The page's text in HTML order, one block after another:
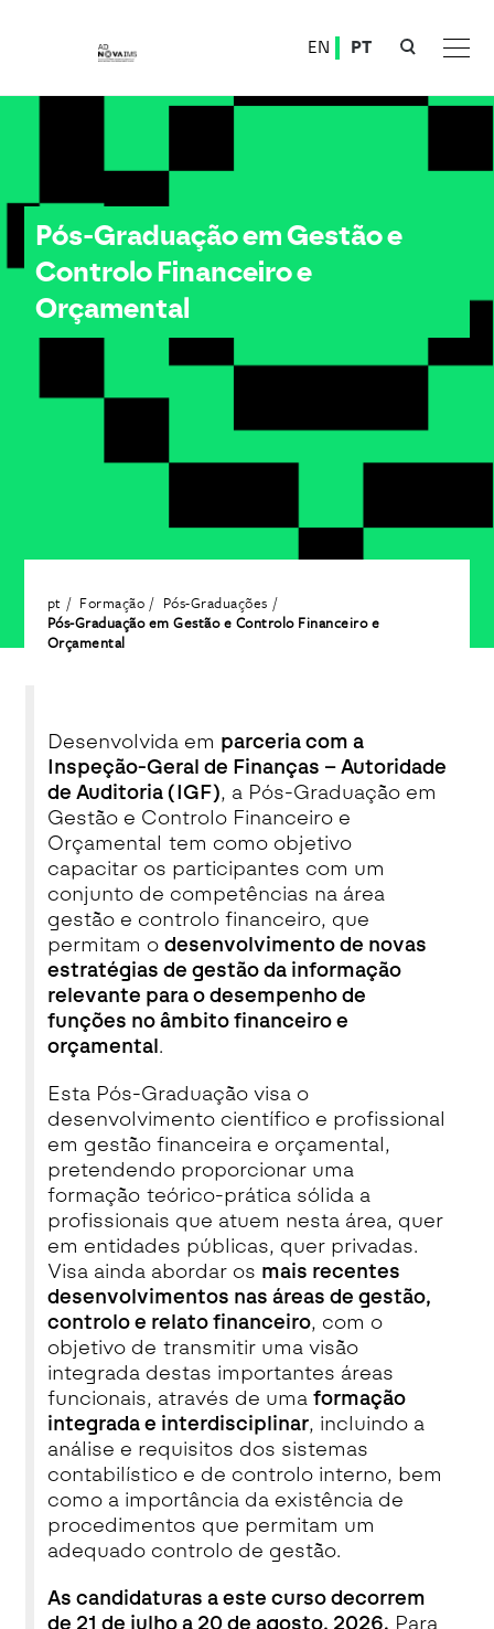
EN PT
Pós-Graduação em Gestão e Controlo Financeiro e Orçamental
Pós-Graduação em Gestão e
Controlo Financeiro e
Orçamental
pt Formação
Pós-Graduações
Pós-Graduação em Gestão e Controlo Financeiro e
Orçamental
Desenvolvida em parceria com a
Inspeção-Geral de Finanças – Autoridade
de Auditoria (IGF), a Pós-Graduação em
Gestão e Controlo Financeiro e
Orçamental tem como objetivo
capacitar os participantes com um
conjunto de competências na área
gestão e controlo financeiro, que
permitam o desenvolvimento de novas
estratégias de gestão da informação
relevante para o desempenho de
funções no âmbito financeiro e
orçamental.
Esta Pós-Graduação visa o
desenvolvimento científico e profissional
em gestão financeira e orçamental,
pretendendo proporcionar uma
formação teórico-prática sólida a
profissionais que atuem nesta área, quer
em entidades públicas, quer privadas.
Visa ainda abordar os mais recentes
desenvolvimentos nas áreas de gestão,
controlo e relato financeiro, com o
objetivo de transmitir uma visão
integrada destas importantes áreas
funcionais, através de uma formação
integrada e interdisciplinar, incluindo a
análise e requisitos dos sistemas
contabilístico e de controlo interno, bem
como a importância da existência de
procedimentos que permitam um
adequado controlo de gestão.
As candidaturas a este curso decorrem
de 21 de julho a 20 de agosto, 2026. Para